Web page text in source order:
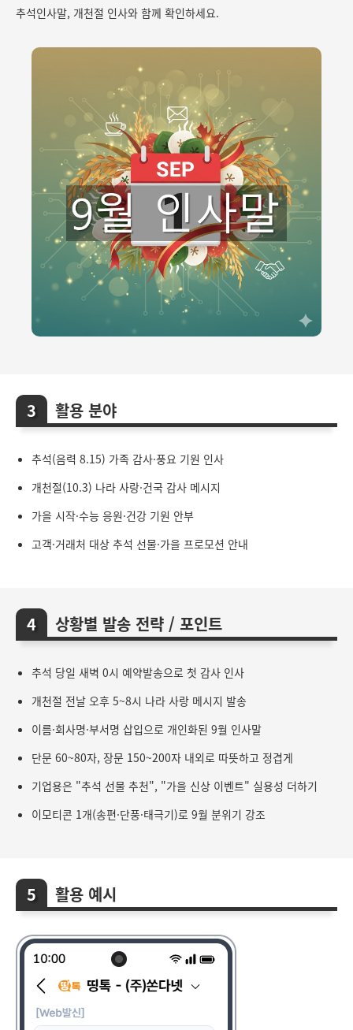
추석인사말, 개천절 인사와 함께 확인하세요.
활용 분야
추석(음력 8.15) 가족 감사·풍요 기원 인사
개천절(10.3) 나라 사랑·건국 감사 메시지
가을 시작·수능 응원·건강 기원 안부
고객·거래처 대상 추석 선물·가을 프로모션 안내
상황별 발송 전략 / 포인트
추석 당일 새벽 0시 예약발송으로 첫 감사 인사
개천절 전날 오후 5~8시 나라 사랑 메시지 발송
이름·회사명·부서명 삽입으로 개인화된 9월 인사말
단문 60~80자, 장문 150~200자 내외로 따뜻하고 정겹게
기업용은 "추석 선물 추천", "가을 신상 이벤트" 실용성 더하기
이모티콘 1개(송편·단풍·태극기)로 9월 분위기 강조
활용 예시